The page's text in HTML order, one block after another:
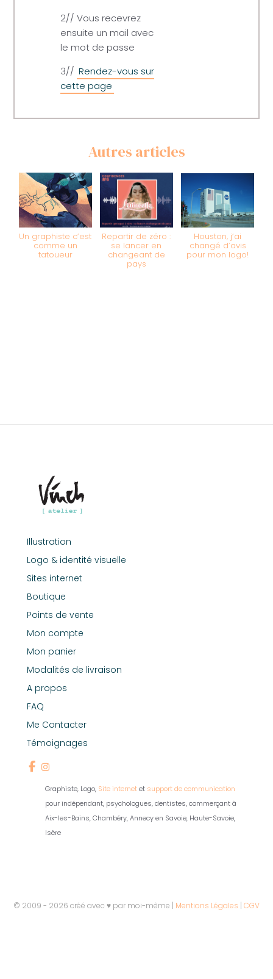
2// Vous recevrez
ensuite un mail avec
le mot de passe
3// Rendez-vous sur
cette page
Autres articles
Un graphiste c’est
comme un
tatoueur
Repartir de zéro :
se lancer en
changeant de
pays
Houston, j’ai
changé d’avis
pour mon logo!
Illustration
Logo & identité visuelle
Sites internet
Boutique
Points de vente
Mon compte
Mon panier
Modalités de livraison
A propos
FAQ
Me Contacter
Témoignages
Graphiste, Logo, Site internetet support de communication
pour indépendant, psychologues, dentistes, commerçant à
Aix-les-Bains, Chambéry, Annecy en Savoie, Haute-Savoie,
Isère
© 2009 - 2026 créé avec ♥ par moi-même | Mentions Légales | CGV